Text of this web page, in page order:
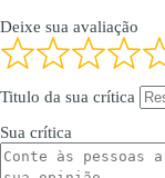
Deixe sua avaliação
Titulo da sua crítica
Sua crítica